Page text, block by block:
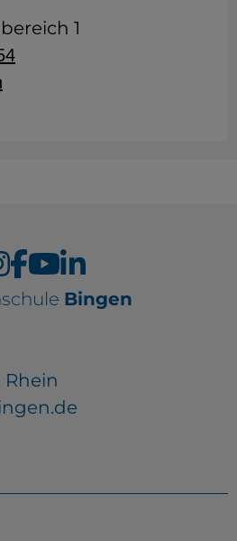
1
Bingen
Rhein